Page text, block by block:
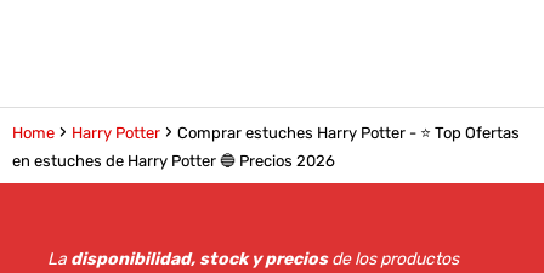
Home Harry Potter
Comprar estuches Harry Potter - ⭐️ Top Ofertas
en estuches de Harry Potter 🔵 Precios 2026
La disponibilidad, stock y preciosde los productos